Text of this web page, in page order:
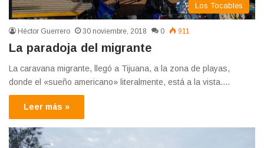
Los Tocables
Héctor Guerrero 30 noviembre, 2018 0 911
La paradoja del migrante
La caravana migrante, llegó a Tijuana, a la zona de playas,
donde el «sueño americano» literalmente, está a la vista.…
Leer más »